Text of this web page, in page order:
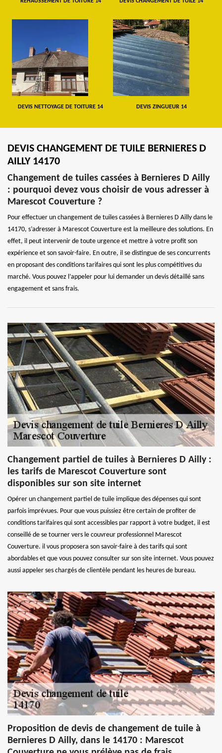
DEVIS NETTOYAGE DE TOITURE 14 DEVIS ZINGUEUR 14
DEVIS CHANGEMENT DE TUILE BERNIERES D
AILLY 14170
Changement de tuiles cassées à Bernieres D Ailly
: pourquoi devez vous choisir de vous adresser à
Marescot Couverture ?
Pour effectuer un changement de tuiles cassées à Bernieres D Ailly dans le
14170, s’adresser à Marescot Couverture est la meilleure des solutions. En
effet, il peut intervenir de toute urgence et mettre à votre profit son
expérience et son savoir-faire. En outre, il se distingue de ses concurrents
en proposant des conditions tarifaires qui sont les plus compétitives du
marché. Vous pouvez l’appeler pour lui demander un devis détaillé sans
engagement et sans frais.
Changement partiel de tuiles à Bernieres D Ailly :
les tarifs de Marescot Couverture sont
disponibles sur son site internet
Opérer un changement partiel de tuile implique des dépenses qui sont
parfois imprévues. Pour que vous puissiez être certain de profiter de
conditions tarifaires qui sont accessibles par rapport à votre budget, il est
conseillé de se tourner vers le couvreur professionnel Marescot
Couverture. il vous proposera son savoir-faire à des tarifs qui sont
abordables et que vous pouvez consulter sur son site internet. Vous pouvez
aussi appeler ses chargés de clientèle pendant les heures de bureau.
Proposition de devis de changement de tuile à
Bernieres D Ailly, dans le 14170 : Marescot